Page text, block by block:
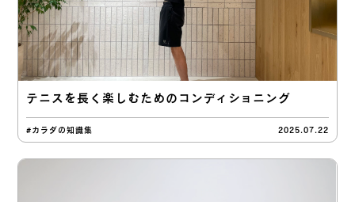
テニスを長く楽しむためのコンディショニング
#カラダの知識集 2025.07.22